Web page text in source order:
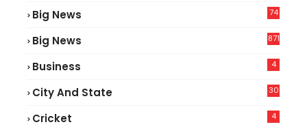
Big News
74
Big News 871
Business 4
City And State 30
Cricket 4